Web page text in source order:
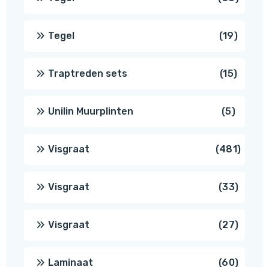
Tegel 1919
Traptreden sets 1515
Unilin Muurplinten 55
Visgraat 481481
Visgraat 3333
Visgraat 2727
Laminaat 6060